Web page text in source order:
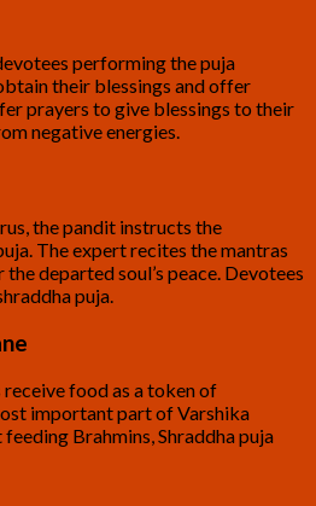
performing the puja
their blessings and offer
prayers to give blessings to their
negative energies.
the pandit instructs the
The expert recites the mantras
departed soul’s peace. Devotees
puja.
food as a token of
important part of Varshika
Brahmins, Shraddha puja